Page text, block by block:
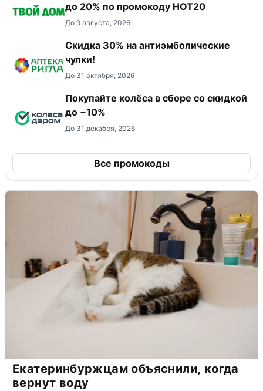
до 20% по промокоду HOT20
До 9 августа, 2026
Скидка 30% на антиэмболические
чулки!
До 31 октября, 2026
Покупайте колёса в сборе со скидкой
до −10%
До 31 декабря, 2026
Все промокоды
Екатеринбуржцам объяснили, когда
вернут воду